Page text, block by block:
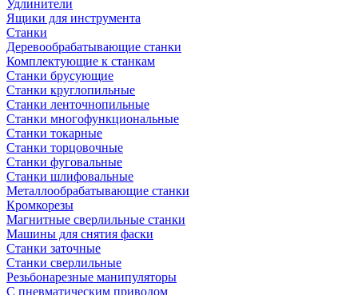
Удлинители
Ящики для инструмента
Станки
Деревообрабатывающие станки
Комплектующие к станкам
Станки брусующие
Станки круглопильные
Станки ленточнопильные
Станки многофункциональные
Станки токарные
Станки торцовочные
Станки фуговальные
Станки шлифовальные
Металлообрабатывающие станки
Кромкорезы
Магнитные сверлильные станки
Машины для снятия фаски
Станки заточные
Станки сверлильные
Резьбонарезные манипуляторы
С пневматическим приводом